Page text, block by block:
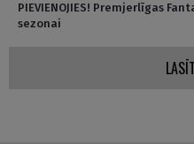
PIEVIENOJIES! Premjerlīgas
sezonai